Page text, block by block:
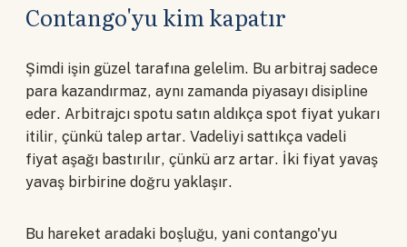
Contango'yu kim kapatır
Şimdi işin güzel tarafına gelelim. Bu arbitraj sadece
para kazandırmaz, aynı zamanda piyasayı disipline
eder. Arbitrajcı spotu satın aldıkça spot fiyat yukarı
itilir, çünkü talep artar. Vadeliyi sattıkça vadeli
fiyat aşağı bastırılır, çünkü arz artar. İki fiyat yavaş
yavaş birbirine doğru yaklaşır.
Bu hareket aradaki boşluğu, yani contango'yu